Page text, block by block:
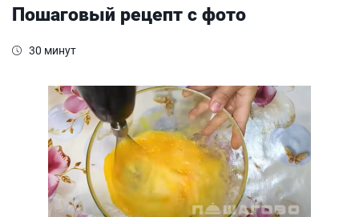
Пошаговый рецепт с фото
30 минут